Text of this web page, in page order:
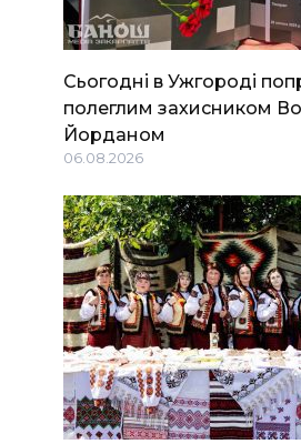
Сьогодні в Ужгороді
полеглим захисником
Йорданом
06.08.2026